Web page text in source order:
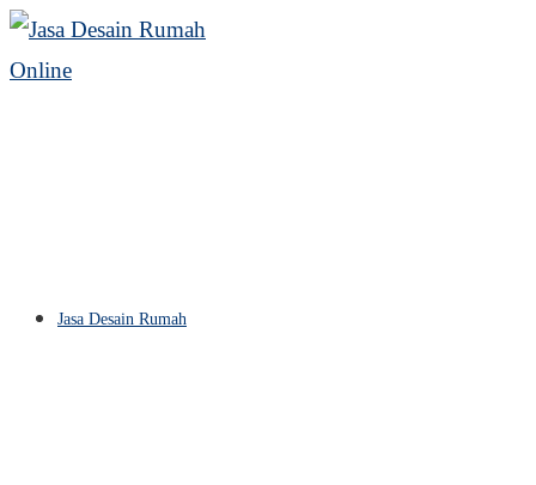
Skip
to
Jasa Desain Rumah